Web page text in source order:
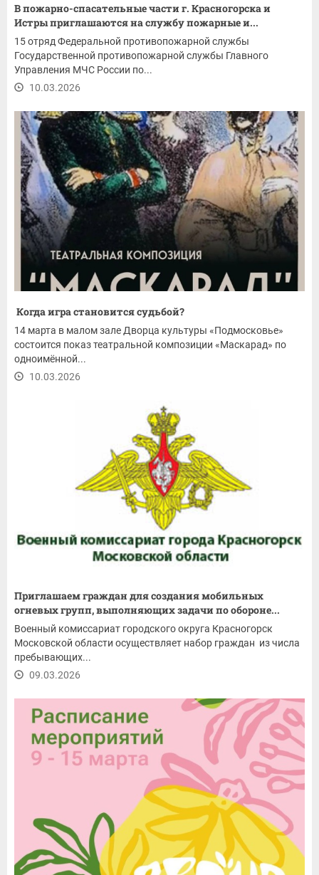
В пожарно-спасательные части г. Красногорска и
Истры приглашаются на службу пожарные и...
15 отряд Федеральной противопожарной службы
Государственной противопожарной службы Главного
Управления МЧС России по...
10.03.2026
Когда игра становится судьбой?
14 марта в малом зале Дворца культуры «Подмосковье»
состоится показ театральной композиции «Маскарад» по
одноимённой...
10.03.2026
Приглашаем граждан для создания мобильных
огневых групп, выполняющих задачи по обороне...
Военный комиссариат городского округа Красногорск
Московской области осуществляет набор граждан из числа
пребывающих...
09.03.2026